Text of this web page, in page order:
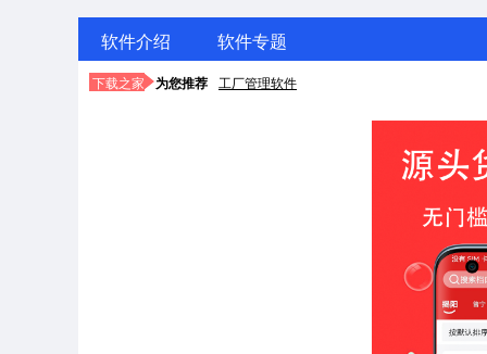
软件介绍 软件专题
下载之家 为您推荐 工厂管理软件